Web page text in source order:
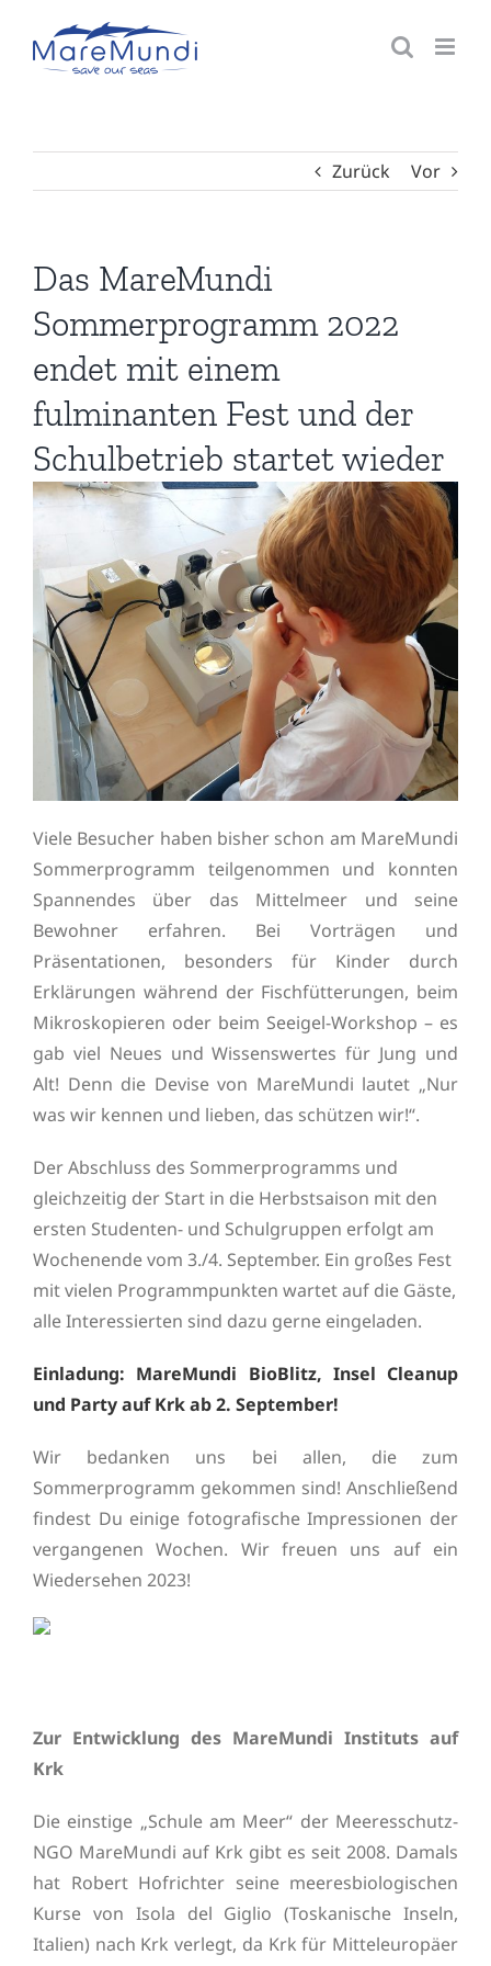
Inhalt
springen
Zurück Vor
Das MareMundi
Sommerprogramm 2022
endet mit einem
fulminanten Fest und der
Schulbetrieb startet wieder
Viele Besucher haben bisher schon am MareMundi
Sommerprogramm teilgenommen und konnten
Spannendes über das Mittelmeer und seine
Bewohner erfahren. Bei Vorträgen und
Präsentationen, besonders für Kinder durch
Erklärungen während der Fischfütterungen, beim
Mikroskopieren oder beim Seeigel-Workshop – es
gab viel Neues und Wissenswertes für Jung und
Alt! Denn die Devise von MareMundi lautet „Nur
was wir kennen und lieben, das schützen wir!“.
Der Abschluss des Sommerprogramms und
gleichzeitig der Start in die Herbstsaison mit den
ersten Studenten- und Schulgruppen erfolgt am
Wochenende vom 3./4. September. Ein großes Fest
mit vielen Programmpunkten wartet auf die Gäste,
alle Interessierten sind dazu gerne eingeladen.
Einladung: MareMundi BioBlitz, Insel Cleanup
und Party auf Krk ab 2. September!
Wir bedanken uns bei allen, die zum
Sommerprogramm gekommen sind! Anschließend
findest Du einige fotografische Impressionen der
vergangenen Wochen. Wir freuen uns auf ein
Wiedersehen 2023!
Zur Entwicklung des MareMundi Instituts auf
Krk
Die einstige „Schule am Meer“ der Meeresschutz-
NGO MareMundi auf Krk gibt es seit 2008. Damals
hat Robert Hofrichter seine meeresbiologischen
Kurse von Isola del Giglio (Toskanische Inseln,
Italien) nach Krk verlegt, da Krk für Mitteleuropäer